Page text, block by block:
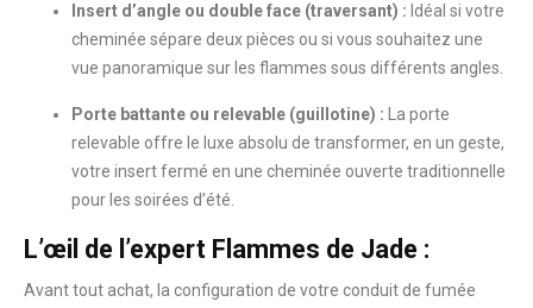
Insert d’angle ou double face (traversant) : Idéal si votre
cheminée sépare deux pièces ou si vous souhaitez une
vue panoramique sur les flammes sous différents angles.
Porte battante ou relevable (guillotine) : La porte
relevable offre le luxe absolu de transformer, en un geste,
votre insert fermé en une cheminée ouverte traditionnelle
pour les soirées d’été.
L’œil de l’expert Flammes de Jade :
Avant tout achat, la configuration de votre conduit de fumée